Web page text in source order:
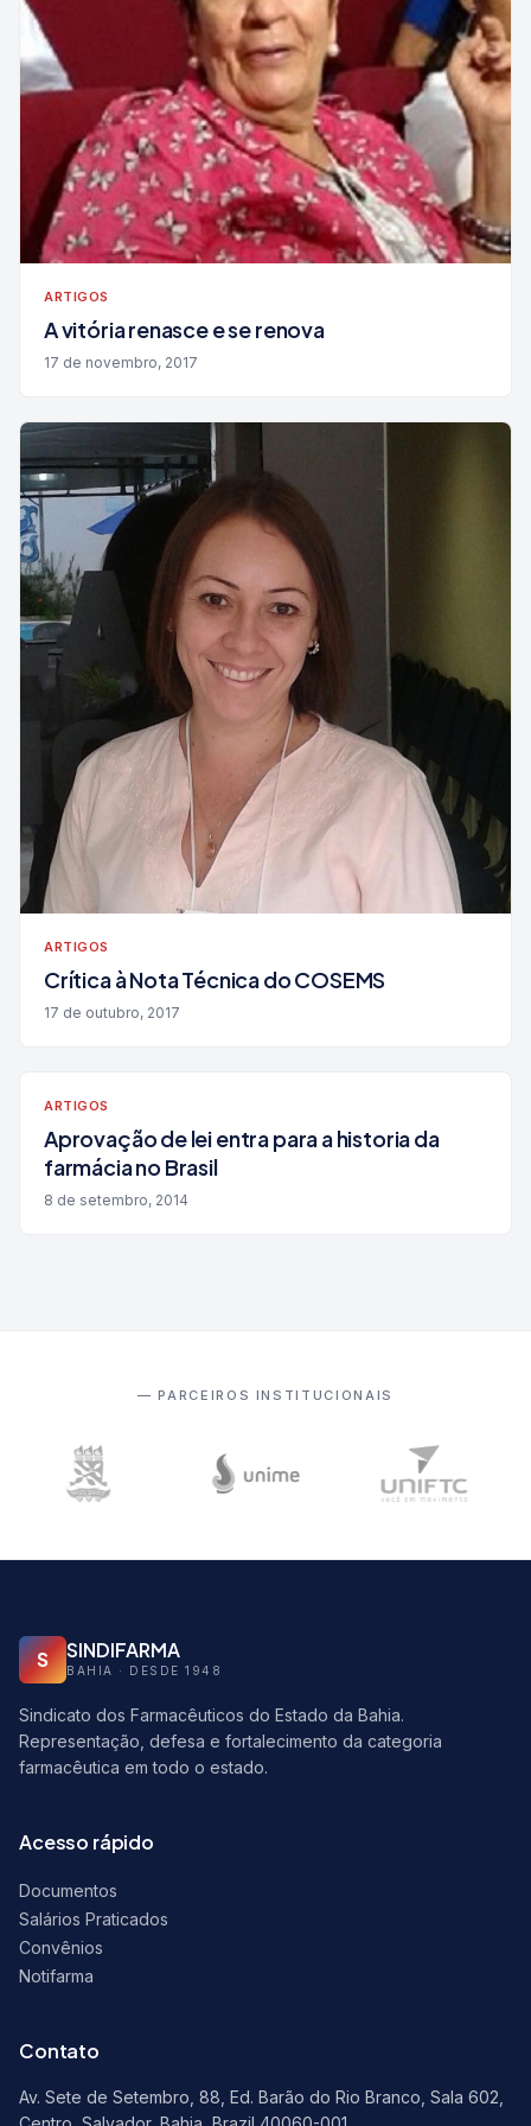
ARTIGOS
A vitória renasce e se renova
17 de novembro, 2017
ARTIGOS
Crítica à Nota Técnica do COSEMS
17 de outubro, 2017
ARTIGOS
Aprovação de lei entra para a historia da
farmácia no Brasil
8 de setembro, 2014
— PARCEIROS INSTITUCIONAIS
S SINDIFARMA
BAHIA · DESDE 1948
Sindicato dos Farmacêuticos do Estado da Bahia.
Representação, defesa e fortalecimento da categoria
farmacêutica em todo o estado.
Acesso rápido
Documentos
Salários Praticados
Convênios
Notifarma
Contato
Av. Sete de Setembro, 88, Ed. Barão do Rio Branco, Sala 602,